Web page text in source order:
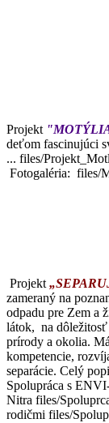
Projekt
deťom fascinujúci
... files/
Fotogaléria:
Projekt
zameraný na
odpadu pre Zem a
látok, na dôležitosť
prírody a okolia.
kompetencie,
separácie. Celý
Spolupráca s
Nitra files/
rodičmi files/